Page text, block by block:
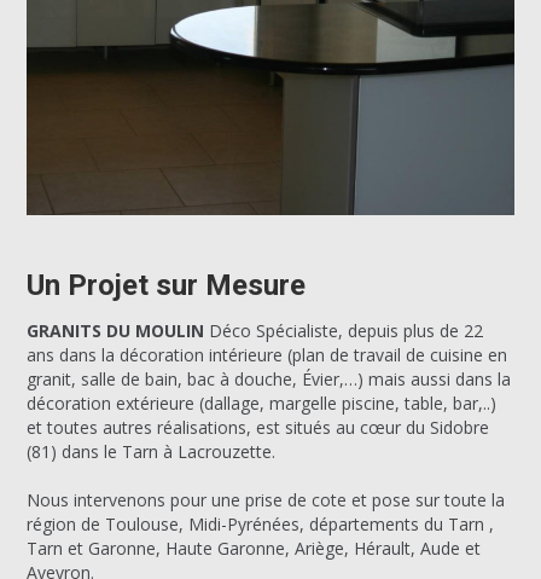
Un Projet sur Mesure
GRANITS DU MOULIN Déco Spécialiste, depuis plus de 22
ans dans la décoration intérieure (plan de travail de cuisine en
granit, salle de bain, bac à douche, Évier,…) mais aussi dans la
décoration extérieure (dallage, margelle piscine, table, bar,..)
et toutes autres réalisations, est situés au cœur du Sidobre
(81) dans le Tarn à Lacrouzette.
Nous intervenons pour une prise de cote et pose sur toute la
région de Toulouse, Midi-Pyrénées, départements du Tarn ,
Tarn et Garonne, Haute Garonne, Ariège, Hérault, Aude et
Aveyron.